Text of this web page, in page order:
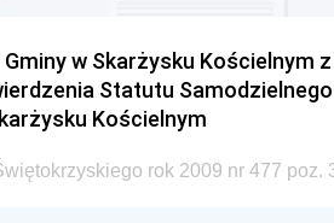
w Skarżysku Kościelnym
Statutu
Kościelnym